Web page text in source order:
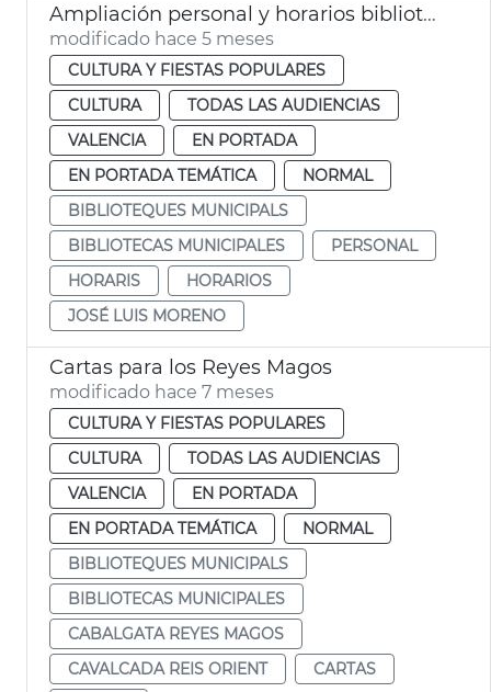
Ampliación personal y horarios bibliotecas municipales València
modificado hace 5 meses
CULTURA Y FIESTAS POPULARES
CULTURA
TODAS LAS AUDIENCIAS
VALENCIA
EN PORTADA
EN PORTADA TEMÁTICA
NORMAL
BIBLIOTEQUES MUNICIPALS
BIBLIOTECAS MUNICIPALES
PERSONAL
HORARIS
HORARIOS
JOSÉ LUIS MORENO
Cartas para los Reyes Magos
modificado hace 7 meses
CULTURA Y FIESTAS POPULARES
CULTURA
TODAS LAS AUDIENCIAS
VALENCIA
EN PORTADA
EN PORTADA TEMÁTICA
NORMAL
BIBLIOTEQUES MUNICIPALS
BIBLIOTECAS MUNICIPALES
CABALGATA REYES MAGOS
CAVALCADA REIS ORIENT
CARTAS